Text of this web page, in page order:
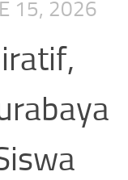
15, 2026